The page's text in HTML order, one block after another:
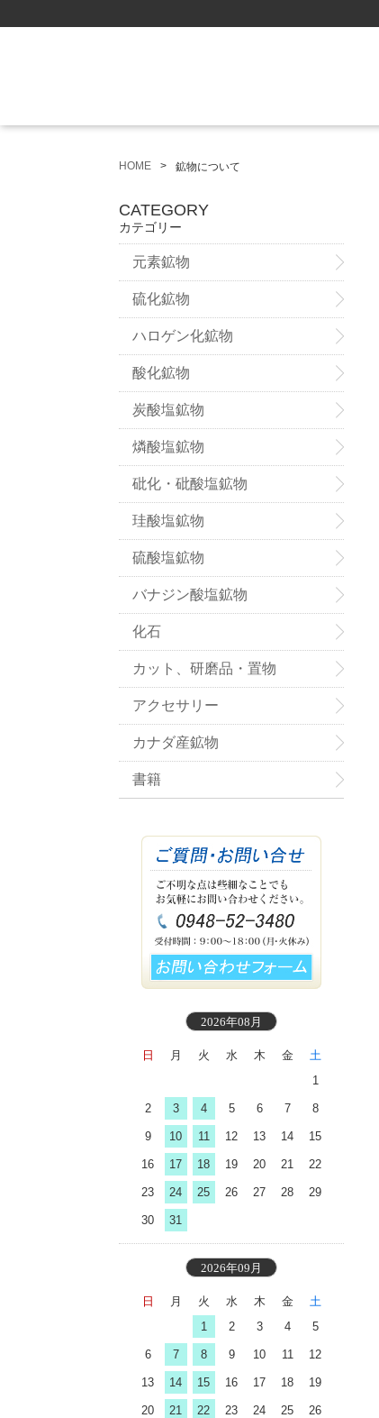
HOME 鉱物について
CATEGORY
カテゴリー
元素鉱物
硫化鉱物
ハロゲン化鉱物
酸化鉱物
炭酸塩鉱物
燐酸塩鉱物
砒化・砒酸塩鉱物
珪酸塩鉱物
硫酸塩鉱物
バナジン酸塩鉱物
化石
カット、研磨品・置物
アクセサリー
カナダ産鉱物
書籍
2026年08月
日 月 火 水 木 金
土
1
2 3 4 5 6 7 8
9 10 11 12 13 14 15
16 17 18 19 20 21 22
23 24 25 26 27 28 29
30 31
2026年09月
日 月 火 水 木 金
土
1
2 3 4 5
6 7 8 9 10 11 12
13 14 15 16 17 18 19
20 21 22 23 24 25 26